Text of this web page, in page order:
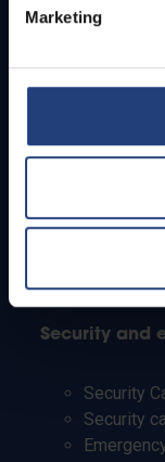
Marketing
Students
PhD
Teachers
Working
Security and
Security
Security